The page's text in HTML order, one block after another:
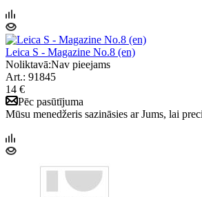
Leica S - Magazine No.8 (en)
Noliktavā:Nav pieejams
Art.: 91845
14 €
Pēc pasūtījuma
Mūsu menedžeris sazināsies ar Jums, lai